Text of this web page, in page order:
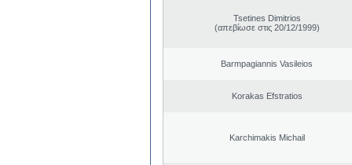
Tsetines Dimitrios
(απεβίωσε στις 20/12/1999)
Barmpagiannis Vasileios
Korakas Efstratios
Karchimakis Michail